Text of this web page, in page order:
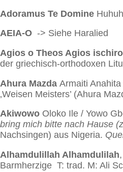
Adoramus Te Domine
AEIA-O -> Siehe Haralied
Agios o Theos Agios
der griechisch-orthodoxen
Ahura Mazda Armaiti Anahita
‚Weisen Meisters’ (Ahura
Akiwowo Oloko Ile / Yowo
bring mich bitte nach Hause
Nachsingen) aus Nigeria.
Alhamdulillah Alhamdulilah
Barmherzige T: trad. M: Ali